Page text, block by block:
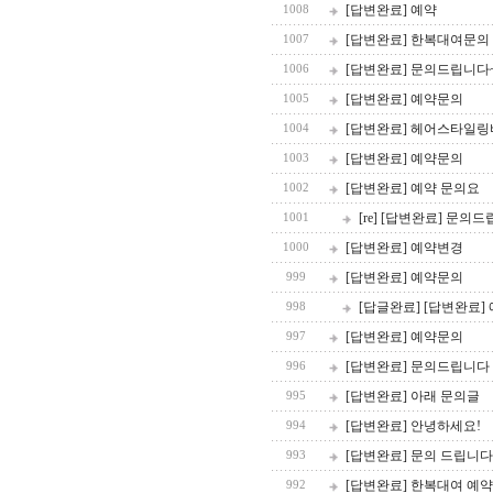
1008 [답변완료] 예약
1007 [답변완료] 한복대여문의
1006 [답변완료] 문의드립니다
1005 [답변완료] 예약문의
1004 [답변완료] 헤어스타일링
1003 [답변완료] 예약문의
1002 [답변완료] 예약 문의요
1001 [re] [답변완료] 문의드
1000 [답변완료] 예약변경
999 [답변완료] 예약문의
998 [답글완료] [답변완료]
997 [답변완료] 예약문의
996 [답변완료] 문의드립니다
995 [답변완료] 아래 문의글
994 [답변완료] 안녕하세요!
993 [답변완료] 문의 드립니
992 [답변완료] 한복대여 예약